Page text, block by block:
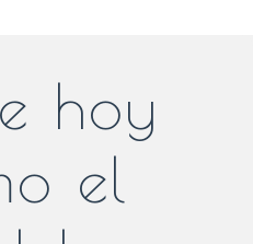
hoy
el